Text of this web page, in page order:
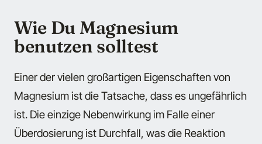
Wie Du Magnesium
benutzen solltest
Einer der vielen großartigen Eigenschaften von
Magnesium ist die Tatsache, dass es ungefährlich
ist. Die einzige Nebenwirkung im Falle einer
Überdosierung ist Durchfall, was die Reaktion